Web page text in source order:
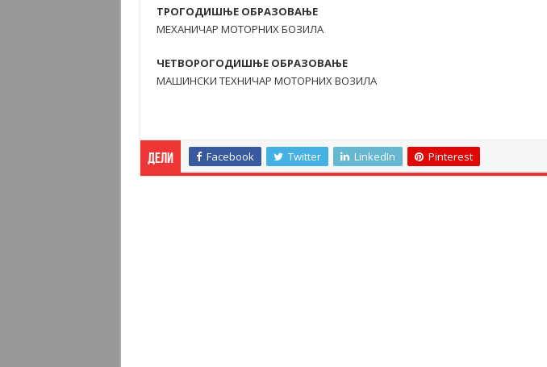
ТРОГОДИШЊЕ ОБРАЗОВАЊЕ
МЕХАНИЧАР МОТОРНИХ БОЗИЛА
ЧЕТВОРОГОДИШЊЕ ОБРАЗОВАЊЕ
МАШИНСКИ ТЕХНИЧАР МОТОРНИХ ВОЗИЛА
Дели Facebook Twitter LinkedIn Pinterest